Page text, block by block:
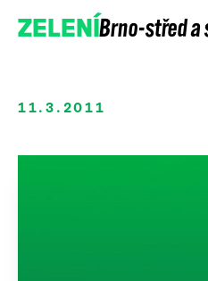
ZELENÍBrno-střed a
11.3.2011